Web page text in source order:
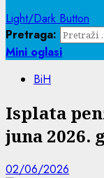
Light/Dark Button
Pretraga:
Mini oglasi
BiH
Isplata
juna 2026.
02/06/2026